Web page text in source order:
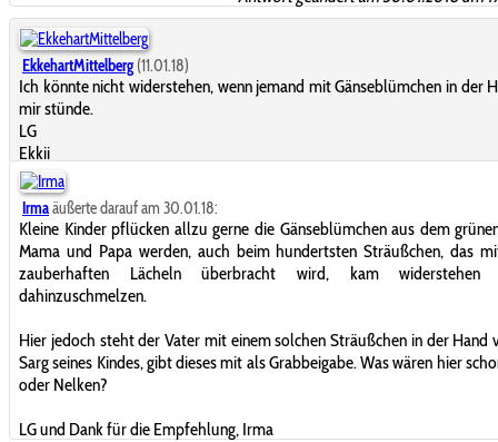
EkkehartMittelberg (11.01.18)
Ich könnte nicht widerstehen, wenn jemand mit Gänseblümchen in der
mir stünde.
LG
Ekkii
Irmaäußerte darauf am 30.01.18:
Kleine Kinder pflücken allzu gerne die Gänseblümchen aus dem
Mama und Papa werden, auch beim hundertsten Sträußchen, das
zauberhaften Lächeln überbracht wird, kam widerstehen
dahinzuschmelzen.
Hier jedoch steht der Vater mit einem solchen Sträußchen in der Hand
Sarg seines Kindes, gibt dieses mit als Grabbeigabe. Was wären hier
oder Nelken?
LG und Dank für die Empfehlung, Irma